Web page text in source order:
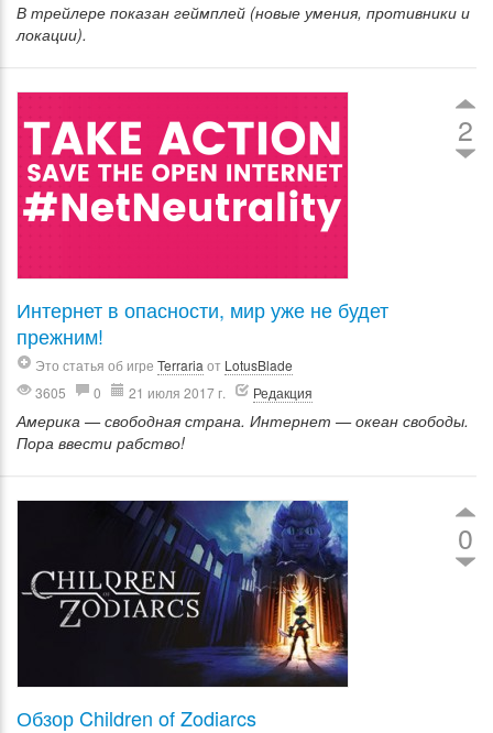
В трейлере показан геймплей (новые умения, противники и
локации).
2
Интернет в опасности, мир уже не будет
прежним!
Это статья об игре Terraria от LotusBlade
3605
0 21 июля 2017 г. Редакция
Америка — свободная страна. Интернет — океан свободы.
Пора ввести рабство!
0
Обзор Children of Zodiarcs